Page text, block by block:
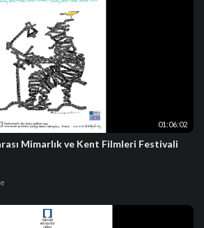
01:06:02
Mimarlık ve Kent Filmleri Festivali